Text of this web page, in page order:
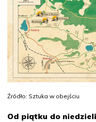
Źródło: Sztuka w obejściu
Od piątku do